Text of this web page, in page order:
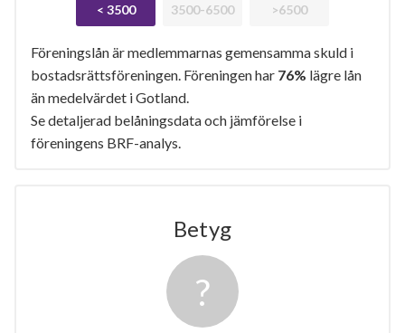
< 3500 3500-6500 >6500
Föreningslån är medlemmarnas gemensamma skuld i
bostadsrättsföreningen. Föreningen har 76% lägre lån
än medelvärdet i Gotland.
Se detaljerad belåningsdata och jämförelse i
föreningens BRF-analys.
Betyg